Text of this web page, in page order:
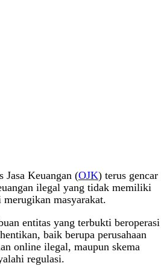
Jasa Keuangan (OJK) terus gencar
ilegal yang tidak memiliki
masyarakat.
entitas yang terbukti beroperasi
baik berupa perusahaan
online ilegal, maupun skema
regulasi.